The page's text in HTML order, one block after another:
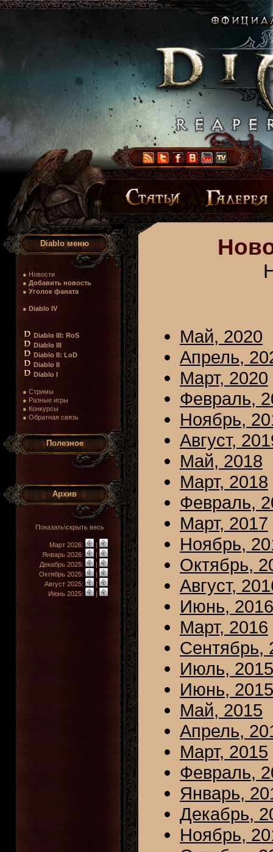
Diablo меню
● Новости
● Добавить новость
● Уголок фаната
● Diablo IV
Diablo III: RoS
Diablo III
Diablo II: LoD
Diablo II
Diablo I
● Стримы
● Разные игры
● Конкурсы
● Обратная связь
Полезное
Архив
Показать\скрыть весь
Март 2026:
|
Январь 2026:
|
Декабрь 2025:
|
Октябрь 2025:
|
Август 2025:
|
Июнь 2025:
|
Май, 2020
Апрель,
Март, 2020
Февраль,
Ноябрь,
Август,
Май, 2018
Март, 2018
Февраль,
Март, 2017
Ноябрь,
Октябрь,
Август,
Июнь, 2016
Март, 2016
Сентябрь,
Июль, 2015
Июнь, 2015
Май, 2015
Апрель,
Март, 2015
Февраль,
Январь,
Декабрь,
Ноябрь,